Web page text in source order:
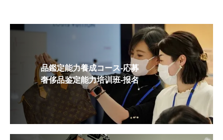
品鑑定能力養成コース-応募
奢侈品鉴定能力培训班-报名